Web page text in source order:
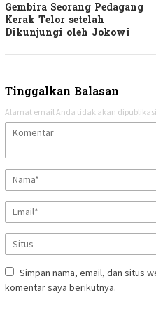
Gembira Seorang Pedagang
Kerak Telor setelah
Dikunjungi oleh Jokowi
Tinggalkan Balasan
Alamat email Anda tidak akan
Simpan nama, email, dan situs
komentar saya berikutnya.